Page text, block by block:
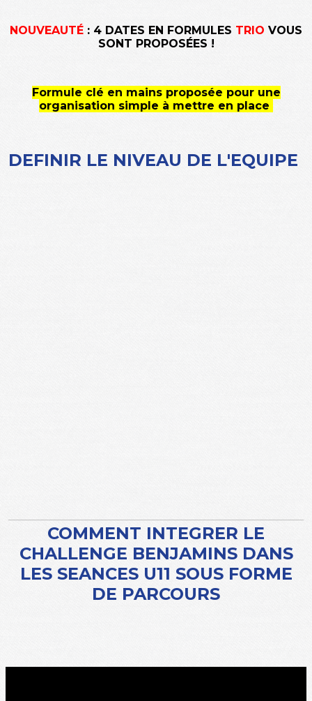
NOUVEAUTÉ : 4 DATES EN FORMULES TRIO VOUS
SONT PROPOSÉES !
Formule clé en mains proposée pour une
organisation simple à mettre en place
DEFINIR LE NIVEAU DE L'EQUIPE
COMMENT INTEGRER LE
CHALLENGE BENJAMINS DANS
LES SEANCES U11 SOUS FORME
DE PARCOURS